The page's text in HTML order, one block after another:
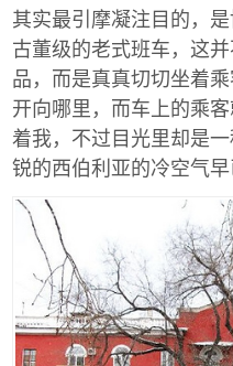
其实最引摩凝注目的，
古董级的老式班车，这
品，而是真真切切坐着
开向哪里，而车上的乘
着我，不过目光里却是
锐的西伯利亚的冷空气